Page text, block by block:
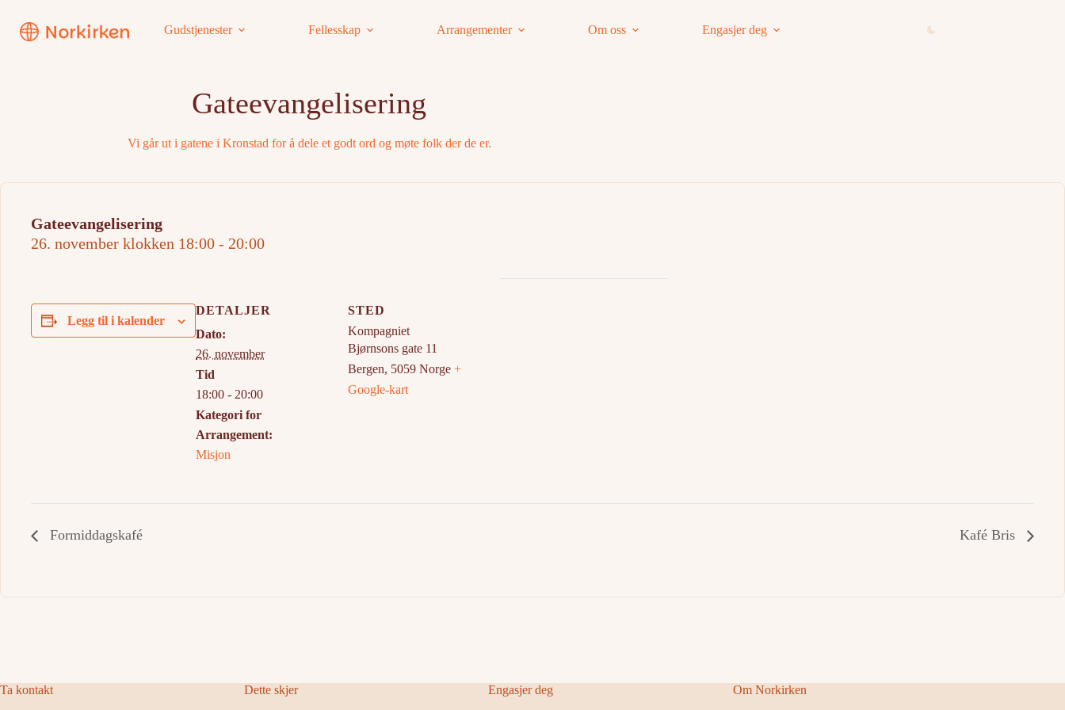
innholdet
Gudstjenester Fellesskap Arrangementer Om oss Engasjer deg
Gateevangelisering
Vi går ut i gatene i Kronstad for å dele et godt ord og møte folk der de er.
Gateevangelisering
26. november klokken 18:00 - 20:00
Legg til i kalender
DETALJER
Dato:
26. november
Tid
18:00 - 20:00
Kategori for
Arrangement:
Misjon
STED
Kompagniet
Bjørnsons gate 11
Bergen, 5059 Norge +
Google-kart
Formiddagskafé Kafé Bris
Ta kontakt
Dette skjer
Engasjer deg
Om Norkirken